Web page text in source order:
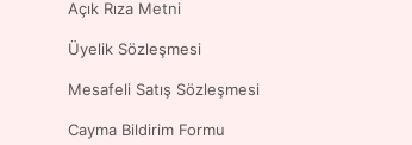
Açık Rıza Metni
Üyelik Sözleşmesi
Mesafeli Satış Sözleşmesi
Cayma Bildirim Formu